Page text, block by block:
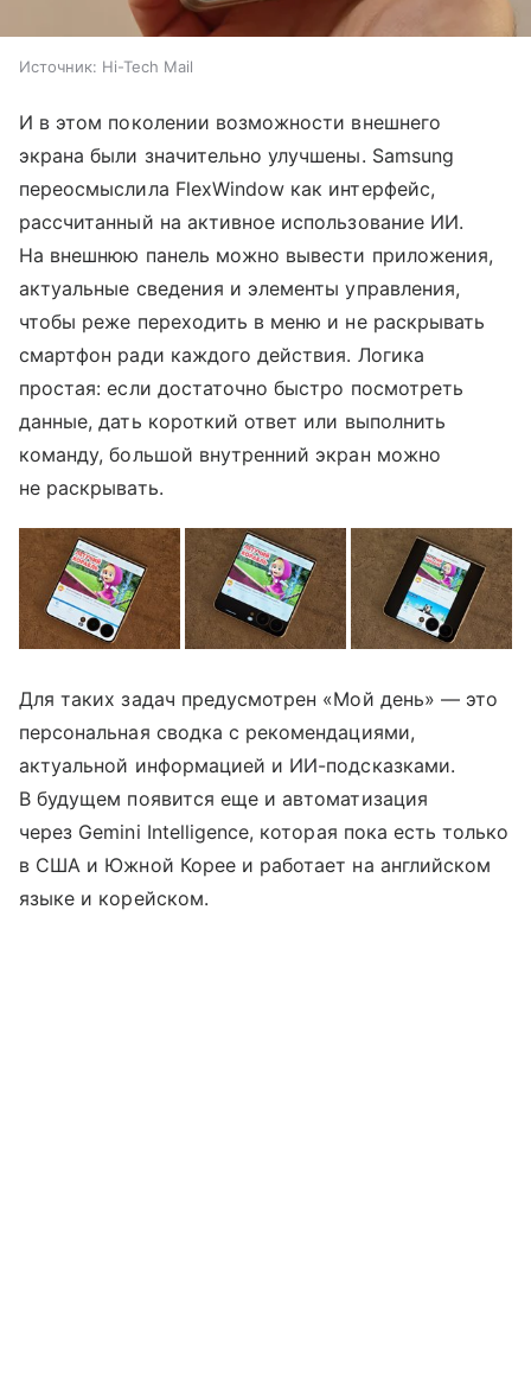
Источник: Hi-Tech Mail
И в этом поколении возможности внешнего
экрана были значительно улучшены. Samsung
переосмыслила FlexWindow как интерфейс,
рассчитанный на активное использование ИИ.
На внешнюю панель можно вывести приложения,
актуальные сведения и элементы управления,
чтобы реже переходить в меню и не раскрывать
смартфон ради каждого действия. Логика
простая: если достаточно быстро посмотреть
данные, дать короткий ответ или выполнить
команду, большой внутренний экран можно
не раскрывать.
Для таких задач предусмотрен «Мой день» — это
персональная сводка с рекомендациями,
актуальной информацией и ИИ-подсказками.
В будущем появится еще и автоматизация
через Gemini Intelligence, которая пока есть только
в США и Южной Корее и работает на английском
языке и корейском.